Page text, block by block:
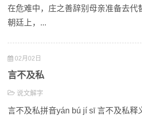
在危难中，庄之善辞别母亲准备去代
朝廷上，...
02月02日
言不及私
说文解字
言不及私拼音yán bú jí sī 言不及私释